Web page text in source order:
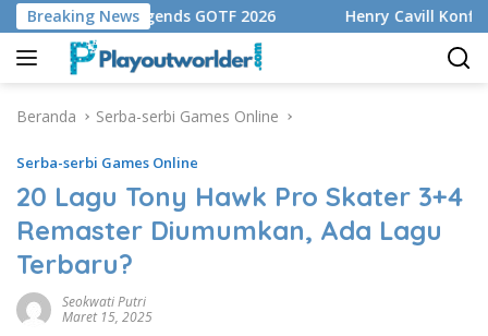
Langsung
ke
konten
Breaking News
Legends GOTF 2026 Henry Cavill
Beranda Serba-serbi Games Online
Serba-serbi Games Online
20 Lagu Tony Hawk Pro Skater 3+4
Remaster Diumumkan, Ada Lagu
Terbaru?
Seokwati Putri
Maret 15, 2025